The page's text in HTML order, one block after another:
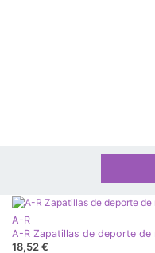
A-R
A-R Zapatillas de deporte
18,52 €